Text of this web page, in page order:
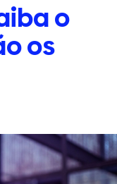
o
os